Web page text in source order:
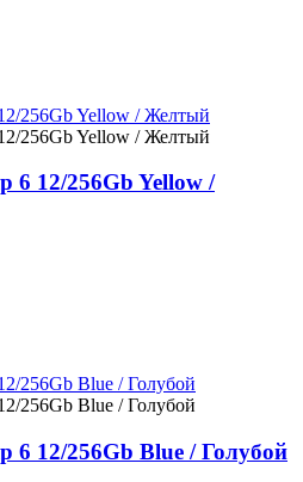
6 12/256Gb Yellow /
6 12/256Gb Blue / Голубой